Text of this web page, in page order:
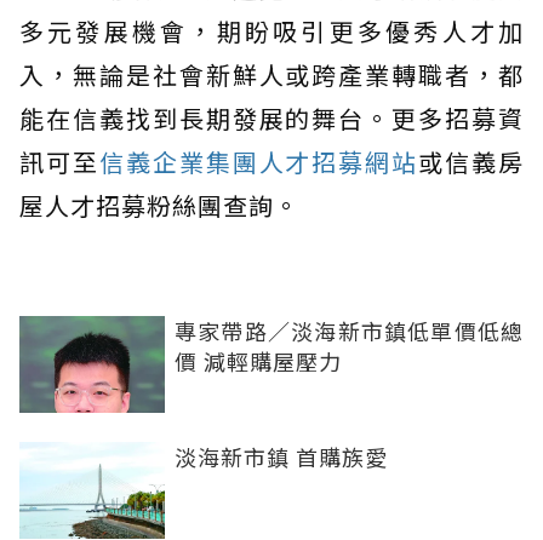
多元發展機會，期盼吸引更多優秀人才加
入，無論是社會新鮮人或跨產業轉職者，都
能在信義找到長期發展的舞台。更多招募資
訊可至信義企業集團人才招募網站或信義房
屋人才招募粉絲團查詢。
專家帶路／淡海新市鎮低單價低總
價 減輕購屋壓力
淡海新市鎮 首購族愛